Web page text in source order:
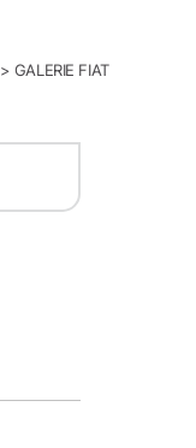
> GALERIE FIAT